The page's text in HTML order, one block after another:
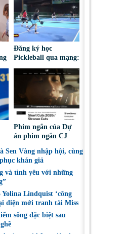
Đăng ký học
Pickleball qua mạng:
đoạt tài sản
Phim ngắn của Dự
án phim ngắn CJ
tại LHP quốc tế
Toronto 2026
Sen Vàng nhập hội, cùng
khán giả
và tình yêu với những
Yolina Lindquist ‘công
diện mới tranh tài Miss
sống đặc biệt sau